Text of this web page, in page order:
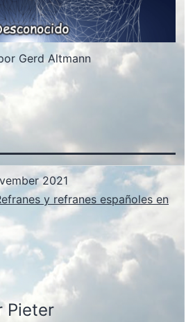
Gerd Altmann
2021
y refranes españoles en
Pieter